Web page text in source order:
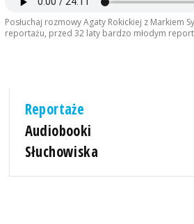
Posłuchaj rozmowy Agaty Rokickiej z Markiem
reportażu, przed 32 laty bardzo młodym
Reportaże
Audiobooki
Słuchowiska